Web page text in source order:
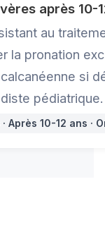
après 10-
au
la pronation
si
pédiatrique.
Après 10-12 ans ·